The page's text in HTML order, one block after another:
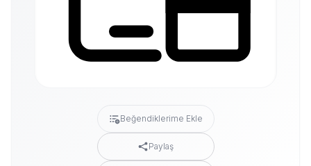
Beğendiklerime Ekle
Paylaş